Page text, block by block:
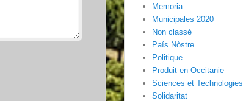
Memoria
Municipales 2020
Non classé
País Nòstre
Politique
Produit en Occitanie
Sciences et Technologies
Solidaritat